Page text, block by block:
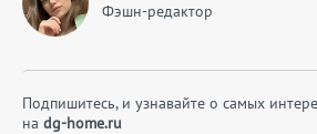
Фэшн-редактор
Подпишитесь, и узнавайте о самых
на dg-home.ru